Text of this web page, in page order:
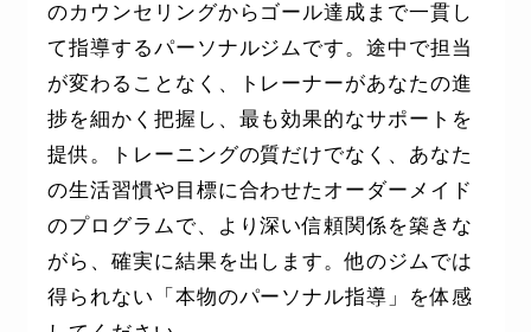
のカウンセリングからゴール達成まで一貫し
て指導するパーソナルジムです。途中で担当
が変わることなく、トレーナーがあなたの進
捗を細かく把握し、最も効果的なサポートを
提供。トレーニングの質だけでなく、あなた
の生活習慣や目標に合わせたオーダーメイド
のプログラムで、より深い信頼関係を築きな
がら、確実に結果を出します。他のジムでは
得られない「本物のパーソナル指導」を体感